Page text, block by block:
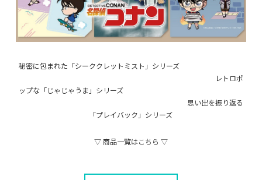
秘密に包まれた「シーククレットミスト」シリーズ
レトロポ
ップな「じゃじゃうま」シリーズ
思い出を振り返る
「プレイバック」シリーズ
▽ 商品一覧はこちら ▽